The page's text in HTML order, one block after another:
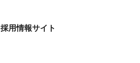
採用情報サイト